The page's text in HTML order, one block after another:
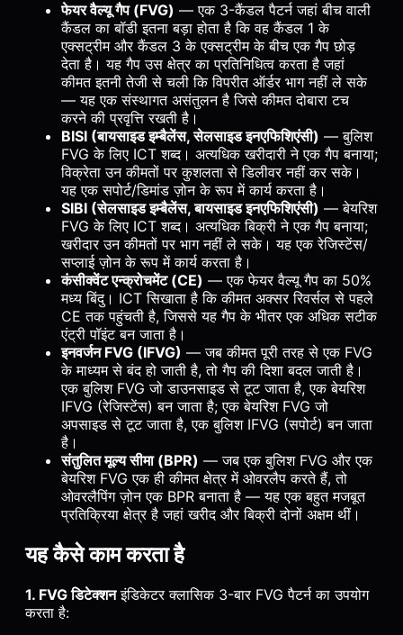
फेयर वैल्यू गैप (FVG) — एक 3-कैंडल पैटर्न जहां बीच वाली
कैंडल का बॉडी इतना बड़ा होता है कि वह कैंडल 1 के
एक्सट्रीम और कैंडल 3 के एक्सट्रीम के बीच एक गैप छोड़
देता है। यह गैप उस क्षेत्र का प्रतिनिधित्व करता है जहां
कीमत इतनी तेजी से चली कि विपरीत ऑर्डर भाग नहीं ले सके
— यह एक संस्थागत असंतुलन है जिसे कीमत दोबारा टच
करने की प्रवृत्ति रखती है।
BISI (बायसाइड इम्बैलेंस, सेलसाइड इनएफिशिएंसी) — बुलिश
FVG के लिए ICT शब्द। अत्यधिक खरीदारी ने एक गैप बनाया;
विक्रेता उन कीमतों पर कुशलता से डिलीवर नहीं कर सके।
यह एक सपोर्ट/डिमांड ज़ोन के रूप में कार्य करता है।
SIBI (सेलसाइड इम्बैलेंस, बायसाइड इनएफिशिएंसी) — बेयरिश
FVG के लिए ICT शब्द। अत्यधिक बिक्री ने एक गैप बनाया;
खरीदार उन कीमतों पर भाग नहीं ले सके। यह एक रेजिस्टेंस/
सप्लाई ज़ोन के रूप में कार्य करता है।
कंसीक्वेंट एन्क्रोचमेंट (CE) — एक फेयर वैल्यू गैप का 50%
मध्य बिंदु। ICT सिखाता है कि कीमत अक्सर रिवर्सल से पहले
CE तक पहुंचती है, जिससे यह गैप के भीतर एक अधिक सटीक
एंट्री पॉइंट बन जाता है।
इनवर्जन FVG (IFVG) — जब कीमत पूरी तरह से एक FVG
के माध्यम से बंद हो जाती है, तो गैप की दिशा बदल जाती है।
एक बुलिश FVG जो डाउनसाइड से टूट जाता है, एक बेयरिश
IFVG (रेजिस्टेंस) बन जाता है; एक बेयरिश FVG जो
अपसाइड से टूट जाता है, एक बुलिश IFVG (सपोर्ट) बन जाता
है।
संतुलित मूल्य सीमा (BPR) — जब एक बुलिश FVG और एक
बेयरिश FVG एक ही कीमत क्षेत्र में ओवरलैप करते हैं, तो
ओवरलैपिंग ज़ोन एक BPR बनाता है — यह एक बहुत मजबूत
प्रतिक्रिया क्षेत्र है जहां खरीद और बिक्री दोनों अक्षम थीं।
यह कैसे काम करता है
1. FVG डिटेक्शनइंडिकेटर क्लासिक 3-बार FVG पैटर्न का उपयोग
करता है: